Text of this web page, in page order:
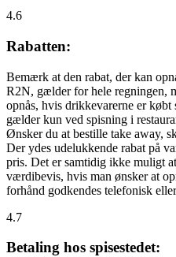
4.6
Rabatten:
Bemærk at den rabat, der kan
R2N, gælder for hele regningen,
opnås, hvis drikkevarerne er købt
gælder kun ved spisning i
Ønsker du at bestille take away,
Der ydes udelukkende rabat på
pris. Det er samtidig ikke muligt
værdibevis, hvis man ønsker at
forhånd godkendes telefonisk
4.7
Betaling hos spisestedet: